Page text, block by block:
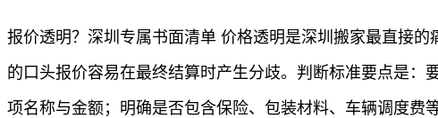
报价透明？深圳专属书面清单 价格透明是深圳搬家最直接
的口头报价容易在最终结算时产生分歧。判断标准要点是
项名称与金额；明确是否包含保险、包装材料、车辆调度